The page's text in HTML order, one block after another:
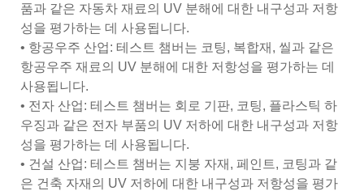
품과 같은 자동차 재료의 UV 분해에 대한 내구성과 저항
성을 평가하는 데 사용됩니다.
• 항공우주 산업: 테스트 챔버는 코팅, 복합재, 씰과 같은
항공우주 재료의 UV 분해에 대한 저항성을 평가하는 데
사용됩니다.
• 전자 산업: 테스트 챔버는 회로 기판, 코팅, 플라스틱 하
우징과 같은 전자 부품의 UV 저하에 대한 내구성과 저항
성을 평가하는 데 사용됩니다.
• 건설 산업: 테스트 챔버는 지붕 자재, 페인트, 코팅과 같
은 건축 자재의 UV 저하에 대한 내구성과 저항성을 평가